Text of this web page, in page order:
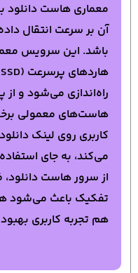
معماری هاست دانلود
آن بر سرعت انتقال
باشد. این سرویس
راه‌اندازی می‌شود و
هاست‌های معمولی
کاربری روی لینک
می‌کند، به جای
از سرور هاست
تفکیک باعث می‌شود
هم تجربه کاربری